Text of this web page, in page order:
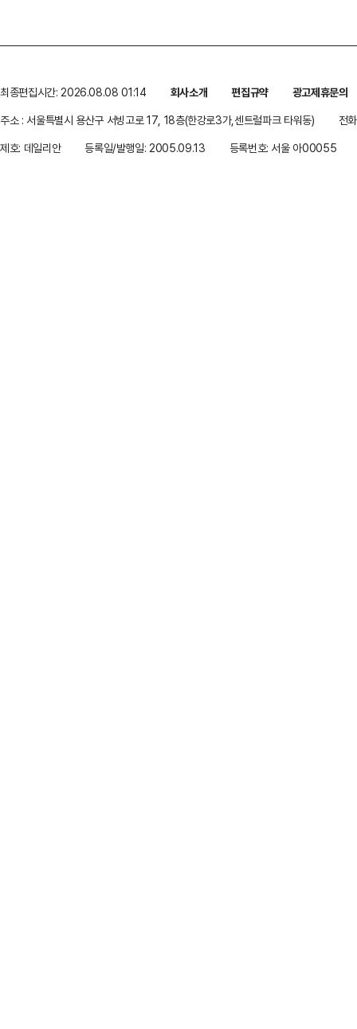
최종편집시간: 2026.08.08 01:14 회사소개 편집규약
광고제휴문의
주소 : 서울특별시 용산구 서빙고로 17, 18층(한강로3가,센트럴파크 타워동)
전
제호: 데일리안
등록일/발행일: 2005.09.13 등록번호: 서울 아00055